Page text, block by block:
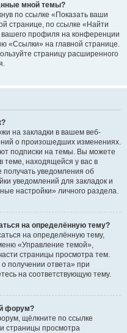
мной темы?
по ссылке «Показать ваши
странице, по ссылке «Найти
профиля на конференции
«Ссылки» на главной странице.
страницу расширенного
на закладки в вашем веб-
о произошедших изменениях.
подписки на темы. Вы можете
теме, находящейся у вас в
получать уведомления об
уведомлений для закладок и
настройки» личного раздела.
на определённую тему?
на определённую тему,
«Управление темой»,
страницы просмотра тем.
получении ответа» при
на соответствующую тему.
форум?
щёлкните по ссылке
страницы просмотра